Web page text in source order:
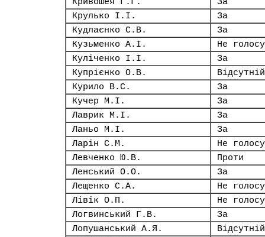
Крулько І.І.
За
Кудлаєнко С.В.
За
Кузьменко А.І.
Не
Куліченко І.І.
За
Купрієнко О.В.
Відсутній
Курило В.С.
За
Кучер М.І.
За
Лаврик М.І.
За
Ланьо М.І.
За
Ларін С.М.
Не
Левченко Ю.В.
Проти
Ленський О.О.
За
Лещенко С.А.
Не
Лівік О.П.
Не
Логвинський Г.В.
За
Лопушанський А.Я.
Відсутній